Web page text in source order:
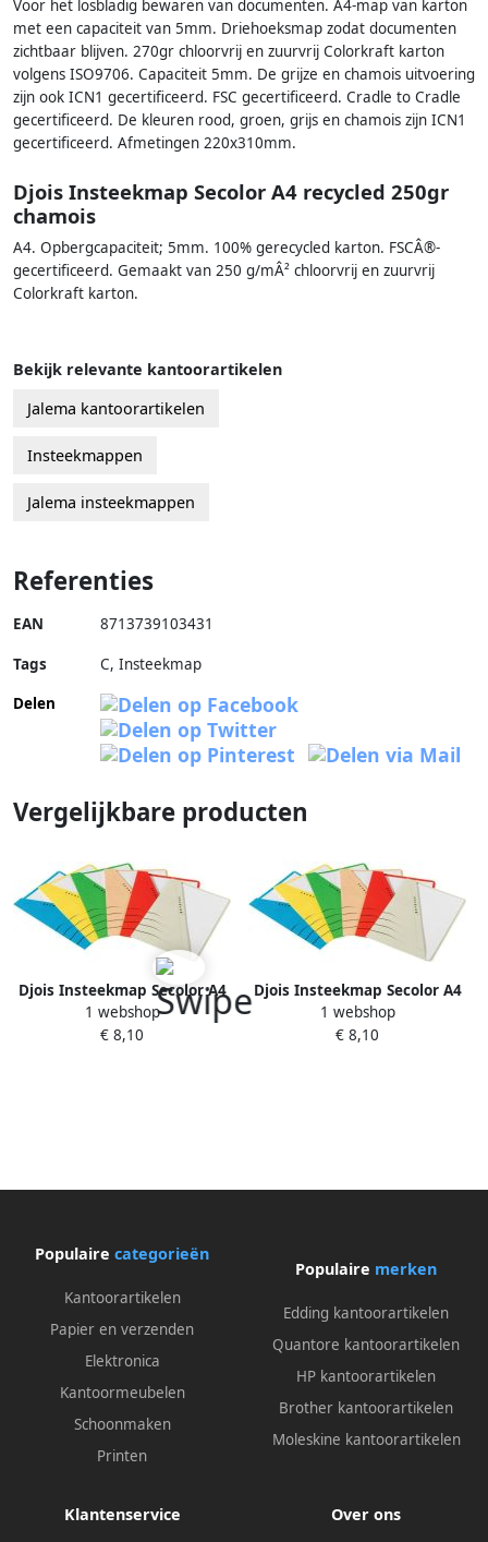
Voor het losbladig bewaren van documenten. A4-map van karton
met een capaciteit van 5mm. Driehoeksmap zodat documenten
zichtbaar blijven. 270gr chloorvrij en zuurvrij Colorkraft karton
volgens ISO9706. Capaciteit 5mm. De grijze en chamois uitvoering
zijn ook ICN1 gecertificeerd. FSC gecertificeerd. Cradle to Cradle
gecertificeerd. De kleuren rood, groen, grijs en chamois zijn ICN1
gecertificeerd. Afmetingen 220x310mm.
Djois Insteekmap Secolor A4 recycled 250gr
chamois
A4. Opbergcapaciteit; 5mm. 100% gerecycled karton. FSCÂ®-
gecertificeerd. Gemaakt van 250 g/mÂ² chloorvrij en zuurvrij
Colorkraft karton.
Bekijk relevante kantoorartikelen
Jalema kantoorartikelen
Insteekmappen
Jalema insteekmappen
Referenties
EAN 8713739103431
Tags
C, Insteekmap
Delen
Vergelijkbare producten
Djois Insteekmap Secolor A4
recycled 250gr chamois
1 webshop
€ 8,10
Djois Insteekmap Secolor A4
recycled 250gr geel
1 webshop
€ 8,10
Populaire categorieën
Kantoorartikelen
Papier en verzenden
Elektronica
Kantoormeubelen
Schoonmaken
Printen
Populaire merken
Edding kantoorartikelen
Quantore kantoorartikelen
HP kantoorartikelen
Brother kantoorartikelen
Moleskine kantoorartikelen
Klantenservice Over ons